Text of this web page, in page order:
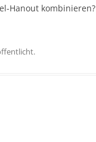
Hanout kombinieren?